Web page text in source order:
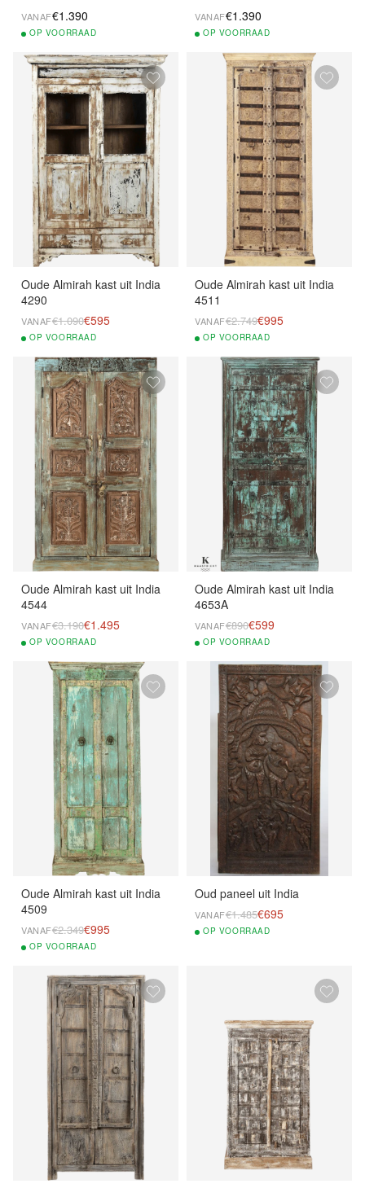
VANAF€1.390
OP VOORRAAD
VANAF€1.390
OP VOORRAAD
Oude Almirah kast uit India
4290
VANAF€1.090€595
OP VOORRAAD
Oude Almirah kast uit India
4511
VANAF€2.749€995
OP VOORRAAD
Oude Almirah kast uit India
4544
VANAF€3.190€1.495
OP VOORRAAD
Oude Almirah kast uit India
4653A
VANAF€890€599
OP VOORRAAD
Oude Almirah kast uit India
4509
VANAF€2.349€995
OP VOORRAAD
Oud paneel uit India
VANAF€1.485€695
OP VOORRAAD